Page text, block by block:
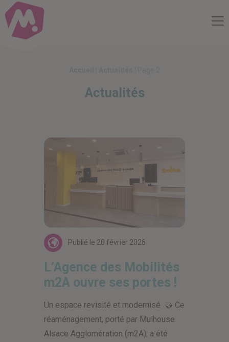
Compte Mobilité
Actualités
Actualités
Publié le 20 février 2026
L’Agence des Mobilités
m2A ouvre ses portes !
Un espace revisité et modernisé 🤝 Ce
réaménagement, porté par Mulhouse
Alsace Agglomération (m2A), a été